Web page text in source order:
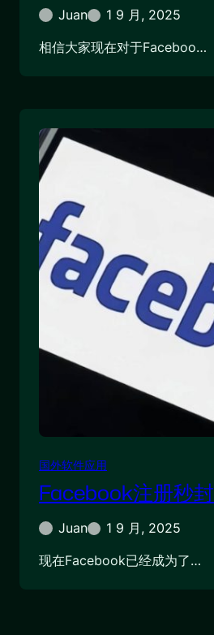
Juan
1 9 月, 2025
相信大家现在对于Faceboo…
国外软件应用
Facebook注册秒
Juan
1 9 月, 2025
现在Facebook已经成为了…